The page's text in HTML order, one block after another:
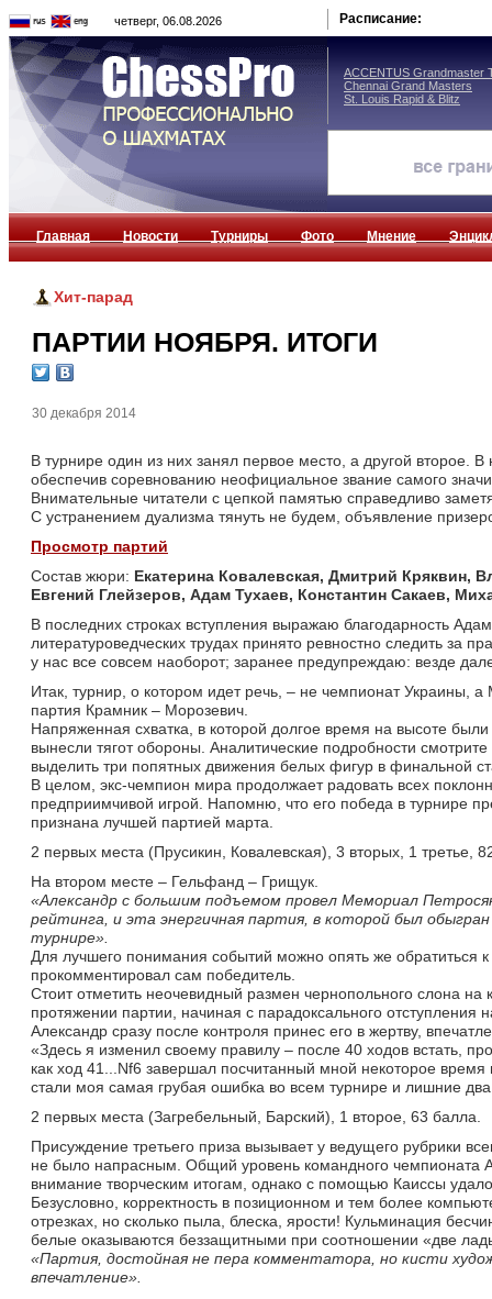
четверг, 06.08.2026 Расписание:
ACCENTUS Grandmaster
Chennai Grand Masters
St. Louis Rapid & Blitz
Главная Новости Турниры Фото Мнение
Хит-парад
ПАРТИИ НОЯБРЯ. ИТОГИ
30 декабря 2014
В турнире один из них занял первое место, а другой второе.
обеспечив соревнованию неофициальное звание самого
Внимательные читатели с цепкой памятью справедливо
С устранением дуализма тянуть не будем, объявление
Просмотр партий
Состав жюри: Екатерина Ковалевская, Дмитрий Кряквин,
Евгений Глейзеров, Адам Тухаев, Константин Сакаев,
В последних строках вступления выражаю благодарность
литературоведческих трудах принято ревностно следить за
у нас все совсем наоборот; заранее предупреждаю: везде
Итак, турнир, о котором идет речь, – не чемпионат Украины,
партия Крамник – Морозевич.
Напряженная схватка, в которой долгое время на высоте
вынесли тягот обороны. Аналитические подробности
выделить три попятных движения белых фигур в финальной
В целом, экс-чемпион мира продолжает радовать всех
предприимчивой игрой. Напомню, что его победа в турнире
признана лучшей партией марта.
2 первых места (Прусикин, Ковалевская), 3 вторых, 1 третье,
На втором месте – Гельфанд – Грищук.
«Александр с большим подъемом провел Мемориал
рейтинга, и эта энергичная партия, в которой был
турнире».
Для лучшего понимания событий можно опять же обратиться к
прокомментировал сам победитель.
Стоит отметить неочевидный размен чернопольного слона
протяжении партии, начиная с парадоксального
Александр сразу после контроля принес его в жертву,
«Здесь я изменил своему правилу – после 40 ходов встать,
как ход 41...Nf6 завершал посчитанный мной некоторое
стали моя самая грубая ошибка во всем турнире и лишние
2 первых места (Загребельный, Барский), 1 второе, 63 балла.
Присуждение третьего приза вызывает у ведущего рубрики
не было напрасным. Общий уровень командного чемпионата
внимание творческим итогам, однако с помощью Каиссы
Безусловно, корректность в позиционном и тем более
отрезках, но сколько пыла, блеска, ярости! Кульминация
белые оказываются беззащитными при соотношении «две
«Партия, достойная не пера комментатора, но кисти
впечатление».